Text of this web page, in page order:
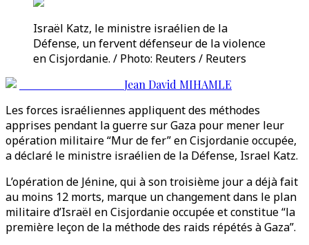
Israël Katz, le ministre israélien de la
Défense, un fervent défenseur de la violence
en Cisjordanie. / Photo: Reuters / Reuters
Jean David MIHAMLE
Les forces israéliennes appliquent des méthodes
apprises pendant la guerre sur Gaza pour mener leur
opération militaire “Mur de fer” en Cisjordanie occupée,
a déclaré le ministre israélien de la Défense, Israel Katz.
L’opération de Jénine, qui à son troisième jour a déjà fait
au moins 12 morts, marque un changement dans le plan
militaire d’Israël en Cisjordanie occupée et constitue “la
première leçon de la méthode des raids répétés à Gaza”.